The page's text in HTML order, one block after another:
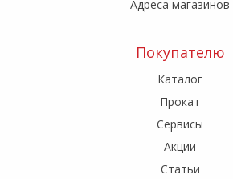
Адреса магазинов
Покупателю
Каталог
Прокат
Сервисы
Акции
Статьи